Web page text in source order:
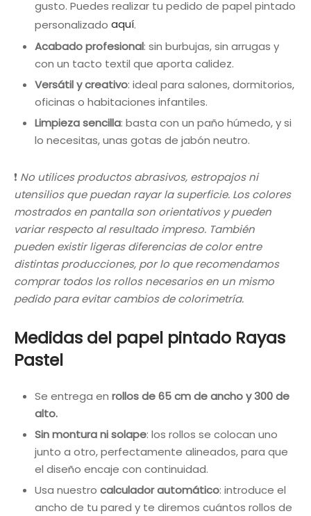
gusto. Puedes realizar tu pedido de papel pintado
personalizado aquí.
Acabado profesional: sin burbujas, sin arrugas y
con un tacto textil que aporta calidez.
Versátil y creativo: ideal para salones, dormitorios,
oficinas o habitaciones infantiles.
Limpieza sencilla: basta con un paño húmedo, y si
lo necesitas, unas gotas de jabón neutro.
❗ No utilices productos abrasivos, estropajos ni
utensilios que puedan rayar la superficie. Los colores
mostrados en pantalla son orientativos y pueden
variar respecto al resultado impreso. También
pueden existir ligeras diferencias de color entre
distintas producciones, por lo que recomendamos
comprar todos los rollos necesarios en un mismo
pedido para evitar cambios de colorimetría.
Medidas del papel pintado Rayas
Pastel
Se entrega en rollos de 65 cm de ancho y 300 de
alto.
Sin montura ni solape: los rollos se colocan uno
junto a otro, perfectamente alineados, para que
el diseño encaje con continuidad.
Usa nuestro calculador automático: introduce el
ancho de tu pared y te diremos cuántos rollos de